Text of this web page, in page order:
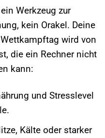
Werkzeug zur
kein Orakel. Deine
wird von
die ein Rechner nicht
kann:
und Stresslevel
Kälte oder starker